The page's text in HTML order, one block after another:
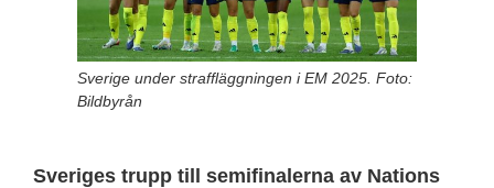
Sverige under straffläggningen i EM 2025. Foto:
Bildbyrån
Sveriges trupp till semifinalerna av Nations